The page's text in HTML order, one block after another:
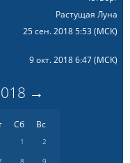
Растущая Луна
25 сен. 2018 5:53(МСК)
9 окт. 2018 6:47(МСК)
→
Сб Вс
1
2
8
9